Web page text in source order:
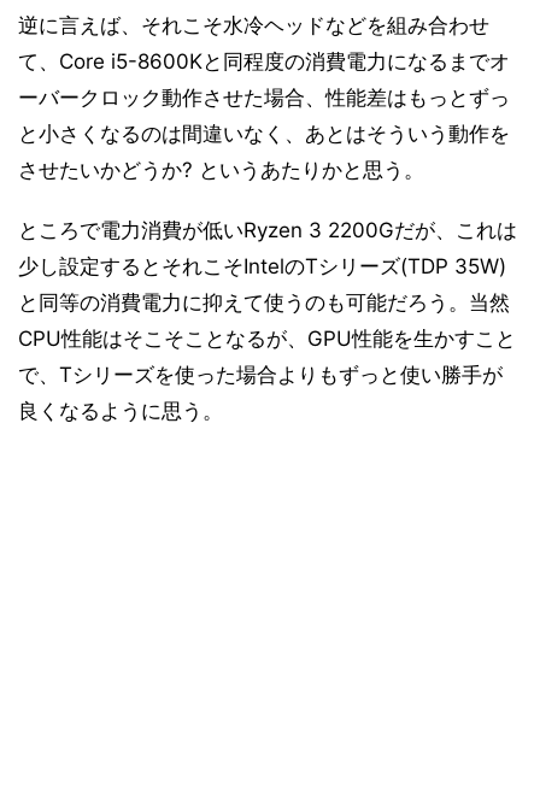
逆に言えば、それこそ水冷ヘッドなどを組み合わせ
て、Core i5-8600Kと同程度の消費電力になるまでオ
ーバークロック動作させた場合、性能差はもっとずっ
と小さくなるのは間違いなく、あとはそういう動作を
させたいかどうか? というあたりかと思う。
ところで電力消費が低いRyzen 3 2200Gだが、これは
少し設定するとそれこそIntelのTシリーズ(TDP 35W)
と同等の消費電力に抑えて使うのも可能だろう。当然
CPU性能はそこそことなるが、GPU性能を生かすこと
で、Tシリーズを使った場合よりもずっと使い勝手が
良くなるように思う。